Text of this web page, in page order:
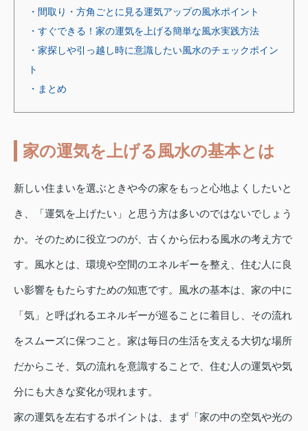
・間取り・方角ごとに見る運気アップの風水ポイント
・すぐできる！家の運気を上げる簡単な風水実践方法
・家探しや引っ越し時に意識したい風水のチェックポイン
ト
・まとめ
家の運気を上げる風水の基本とは
新しい住まいを選ぶときや今の家をもっと心地よくしたいと
き、「運気を上げたい」と思う方は多いのではないでしょう
か。そのために役立つのが、古くから伝わる風水の考え方で
す。風水とは、環境や空間のエネルギーを整え、住む人に良
い影響をもたらすための知恵です。風水の基本は、家の中に
「気」と呼ばれるエネルギーが巡ることに着目し、その流れ
をスムーズに保つこと。家は毎日の生活を支える大切な場所
だからこそ、気の流れを意識することで、住む人の運気や気
分にも大きな変化が現れます。
家の運気を左右するポイントは、まず「家の中の空気や光の